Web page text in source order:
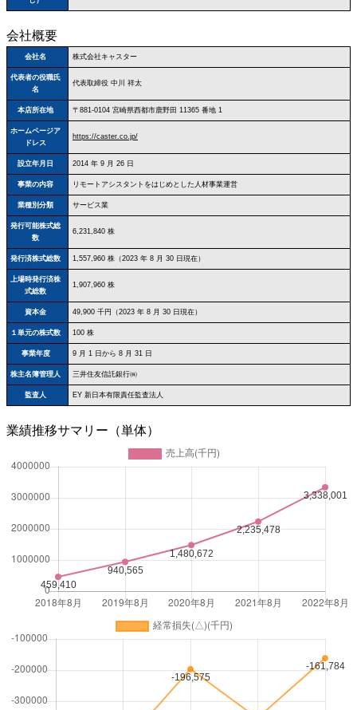
会社概要
会社名 株式会社キャスター
代表者の役職氏
名
代表取締役 中川 祥太
本店所在地 〒881‐0104 宮崎県西都市鹿野田 11365 番地 1
ホームページア
ドレス
https://caster.co.jp/
設立年月日 2014 年 9 月 26 日
事業の内容 リモートアシスタントをはじめとした人材事業運営
業種別分類 サービス業
発行可能株式総
数
6,231,840 株
発行済株式総数 1,557,960 株（2023 年 8 月 30 日現在）
上場時発行済株
式総数
1,907,960 株
資本金 49,900 千円（2023 年 8 月 30 日現在）
１単元の株式数 100 株
事業年度 9 月 1 日から 8 月 31 日
株主名簿管理人 三井住友信託銀行㈱
監査人 EY 新日本有限責任監査法人
業績推移サマリー（単体）